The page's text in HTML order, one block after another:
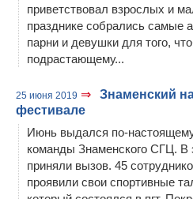
приветствовал взрослых и
празднике собрались самые
парни и девушки для того,
подрастающему...
25 июня 2019 ⇒
Знаменский
фестивале
Июнь выдался по-
команды Знаменского СГЦ. В
приняли вызов. 45
проявили свои спортивные